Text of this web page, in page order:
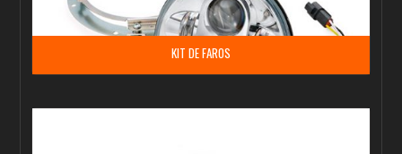
KIT DE FAROS